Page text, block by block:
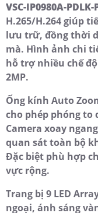
VSC-IP0980A-PDLK-
H.265/H.264 giúp
lưu trữ, đồng thời
mà. Hình ảnh chi
hỗ trợ nhiều chế độ
2MP.
Ống kính Auto
cho phép phóng
Camera xoay
quan sát toàn bộ
Đặc biệt phù hợp
vực rộng.
Trang bị 9 LED
ngoại, ánh sáng